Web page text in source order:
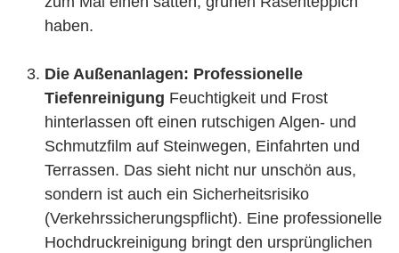
haben.
Die Außenanlagen: Professionelle
Tiefenreinigung Feuchtigkeit und Frost
hinterlassen oft einen rutschigen Algen- und
Schmutzfilm auf Steinwegen, Einfahrten und
Terrassen. Das sieht nicht nur unschön aus,
sondern ist auch ein Sicherheitsrisiko
(Verkehrssicherungspflicht). Eine professionelle
Hochdruckreinigung bringt den ursprünglichen